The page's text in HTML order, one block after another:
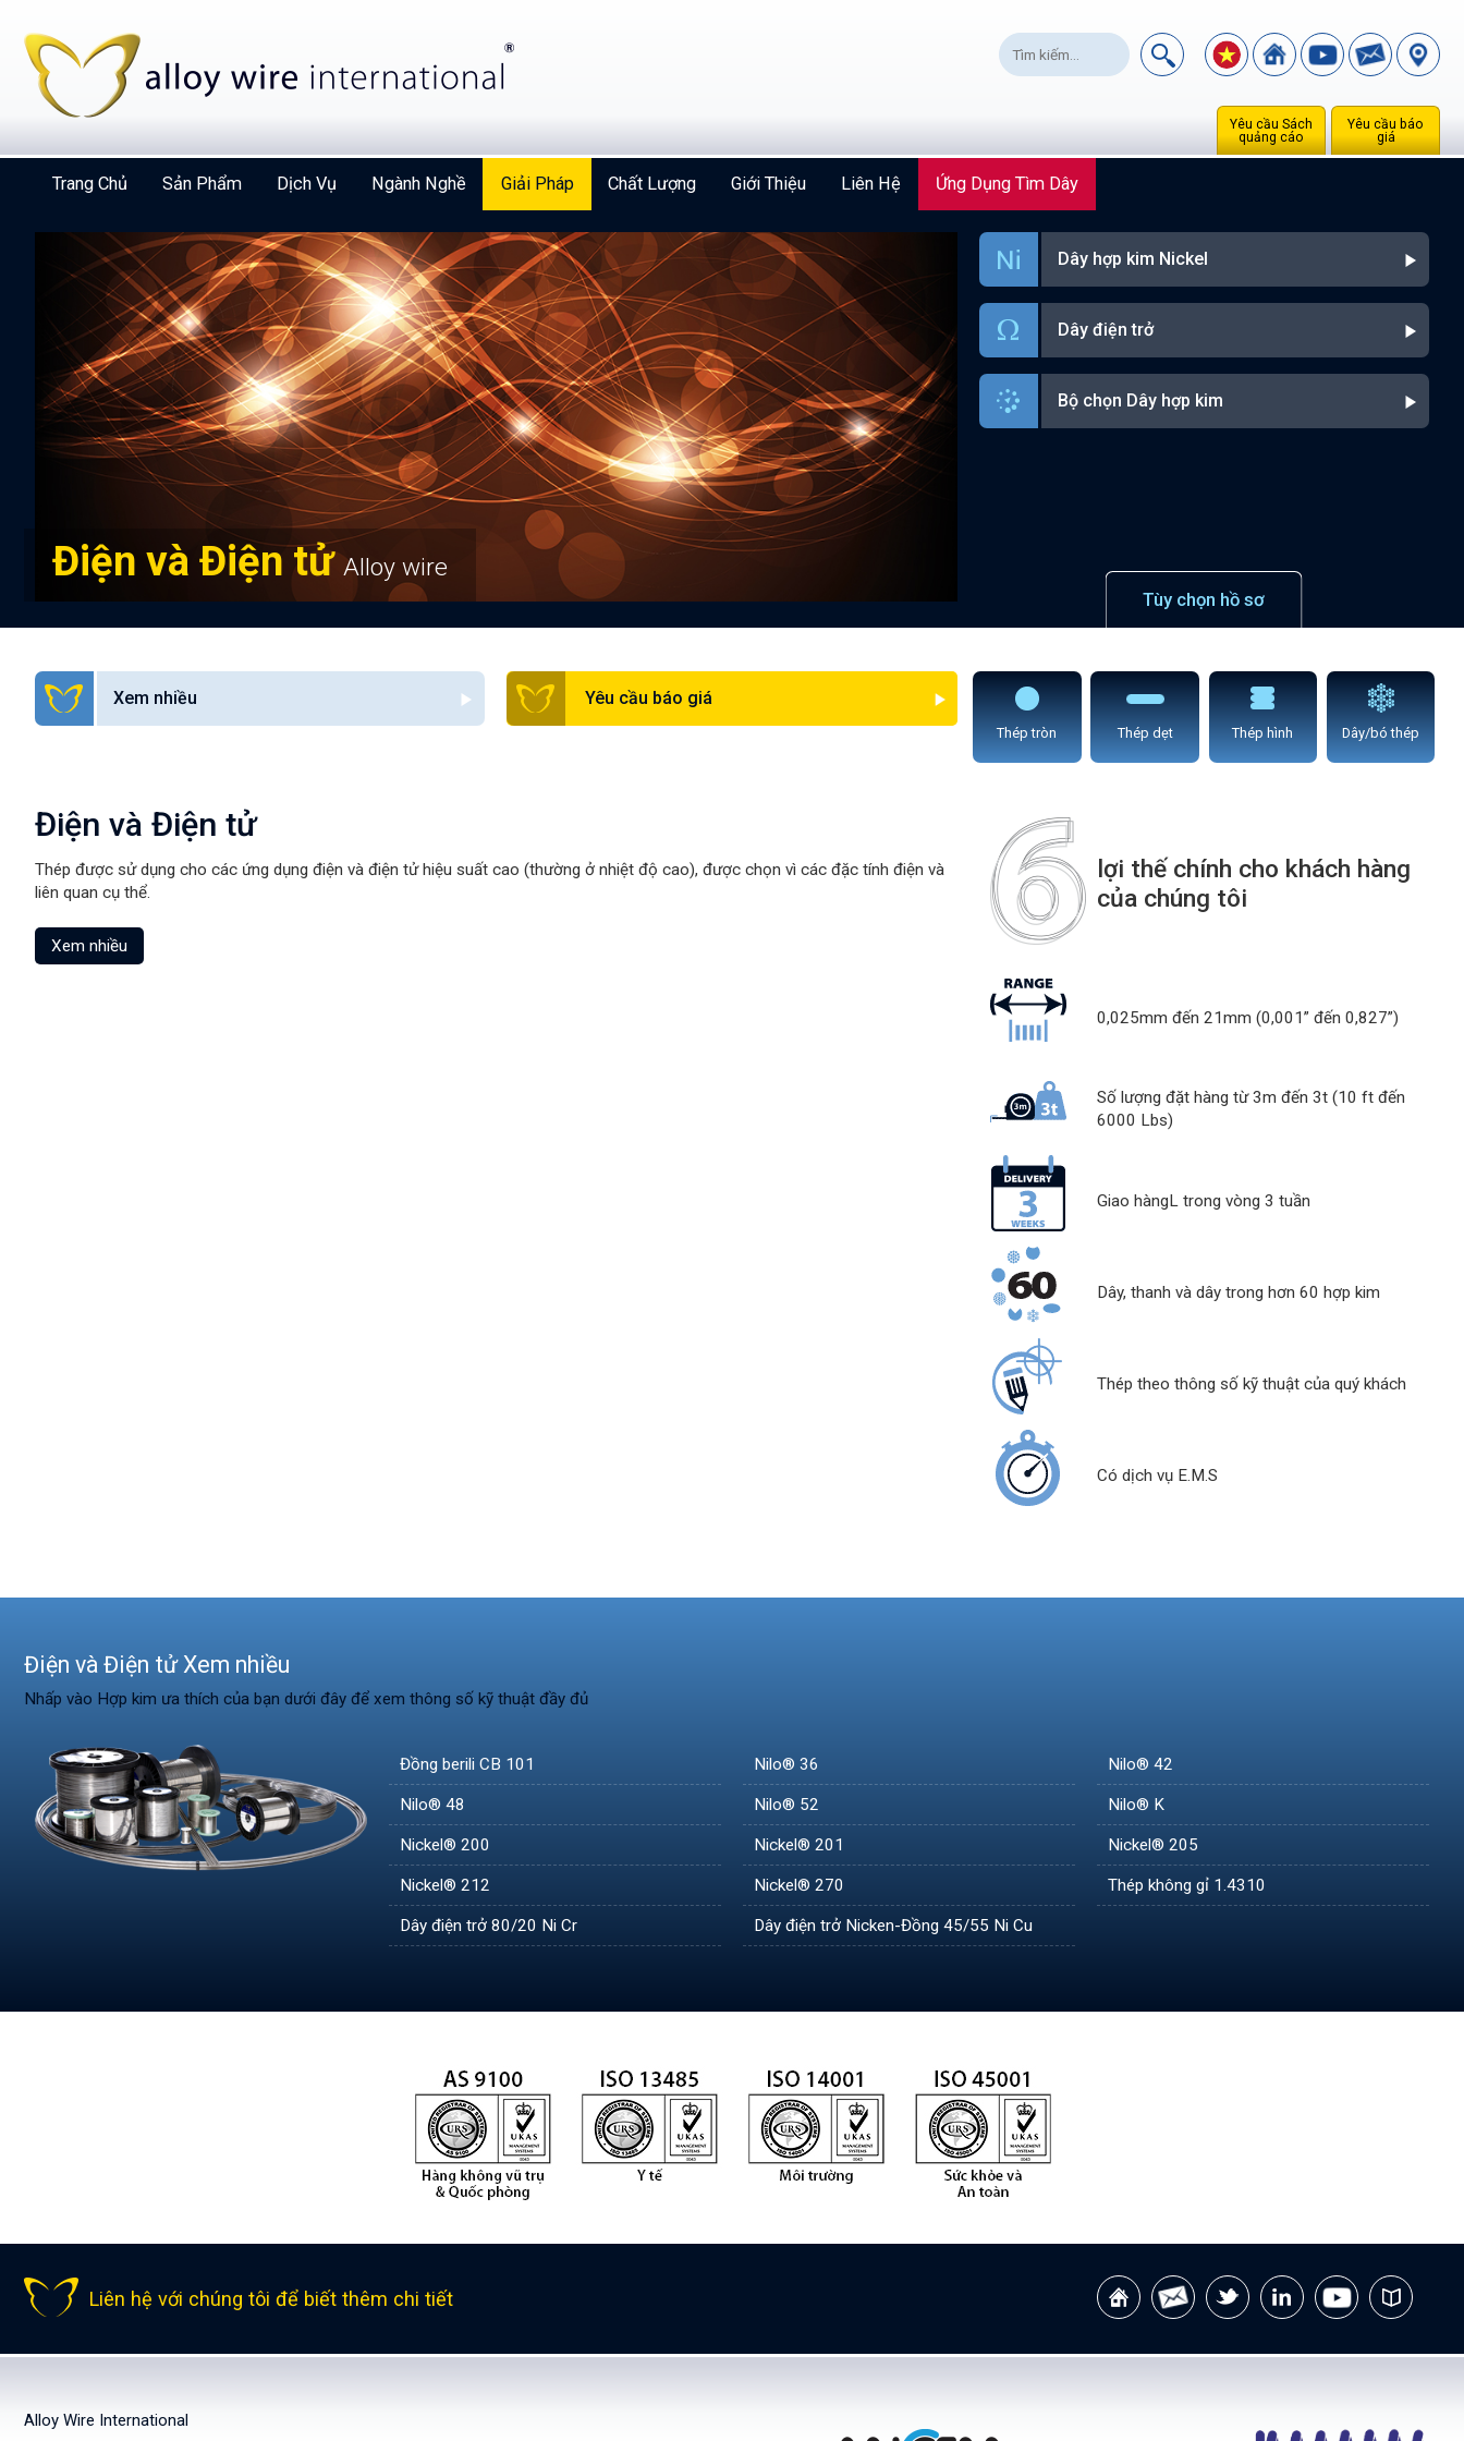
Yêu cầu báo
giá
Yêu cầu Sách
quảng cáo
Trang Chủ Sản Phẩm Dịch Vụ Ngành Nghề Giải Pháp Chất Lượng Giới Thiệu Liên Hệ Ứng Dụng Tìm Dây
Điện và Điện tửAlloy wire
Dây hợp kim Nickel
Dây điện trở
Bộ chọn Dây hợp kim
Xem nhiều Yêu cầu báo giá
Tùy chọn hồ sơ
Thép tròn Thép dẹt Thép hình Dây/bó thép
Điện và Điện tử
Thép được sử dụng cho các ứng dụng điện và điện tử hiệu suất cao (thường ở nhiệt độ cao), được chọn vì các đặc tính điện và
liên quan cụ thể.
Xem nhiều
lợi thế chính cho khách hàng
của chúng tôi
0,025mm đến 21mm (0,001” đến 0,827”)
Số lượng đặt hàng từ 3m đến 3t (10 ft đến
6000 Lbs)
Giao hàngL trong vòng 3 tuần
Dây, thanh và dây trong hơn 60 hợp kim
Thép theo thông số kỹ thuật của quý khách
Có dịch vụ E.M.S
Điện và Điện tử Xem nhiều
Nhấp vào Hợp kim ưa thích của bạn dưới đây để xem thông số kỹ thuật đầy đủ
Đồng berili CB 101 Nilo® 36 Nilo® 42
Nilo® 48 Nilo® 52 Nilo® K
Nickel® 200 Nickel® 201 Nickel® 205
Nickel® 212 Nickel® 270 Thép không gỉ 1.4310
Dây điện trở 80/20 Ni Cr Dây điện trở Nicken-Đồng 45/55 Ni Cu
Liên hệ với chúng tôi để biết thêm chi tiết
Alloy Wire International